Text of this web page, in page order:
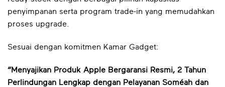
penyimpanan serta program trade-in yang memudahkan
proses upgrade.
Sesuai dengan komitmen Kamar Gadget:
“Menyajikan Produk Apple Bergaransi Resmi, 2 Tahun
Perlindungan Lengkap dengan Pelayanan Soméah dan